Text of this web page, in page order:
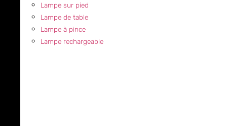
Lampe sur pied
Lampe de table
Lampe à pince
Lampe rechargeable